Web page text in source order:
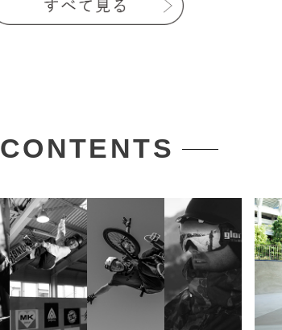
CONTENTS